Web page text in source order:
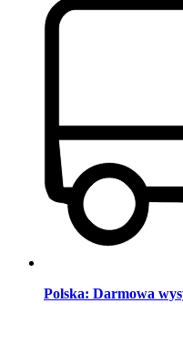
Polska: Darmowa